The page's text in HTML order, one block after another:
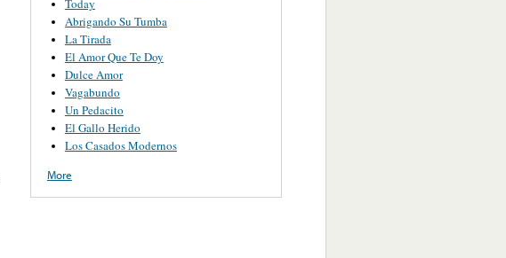
Today
Abrigando Su Tumba
La Tirada
El Amor Que Te Doy
Dulce Amor
Vagabundo
Un Pedacito
El Gallo Herido
Los Casados Modernos
More